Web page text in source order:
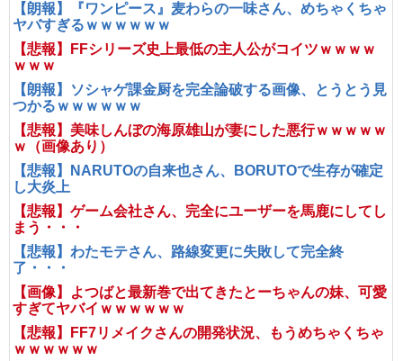
【朗報】『ワンピース』麦わらの一味さん、めちゃくちゃ
ヤバすぎるｗｗｗｗｗｗ
【悲報】FFシリーズ史上最低の主人公がコイツｗｗｗｗ
ｗｗｗ
【朗報】ソシャゲ課金厨を完全論破する画像、とうとう見
つかるｗｗｗｗｗｗ
【悲報】美味しんぼの海原雄山が妻にした悪行ｗｗｗｗｗ
ｗ（画像あり）
【悲報】NARUTOの自来也さん、BORUTOで生存が確定
し大炎上
【悲報】ゲーム会社さん、完全にユーザーを馬鹿にしてし
まう・・・
【悲報】わたモテさん、路線変更に失敗して完全終
了・・・
【画像】よつばと最新巻で出てきたとーちゃんの妹、可愛
すぎてヤバイｗｗｗｗｗｗ
【悲報】FF7リメイクさんの開発状況、もうめちゃくちゃ
ｗｗｗｗｗｗ